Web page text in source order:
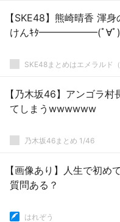
【SKE48】熊崎晴香 渾
けんｷﾀ━━━━━━(ﾟ∀
SKE48まとめはエメラルド（
【乃木坂46】アンゴラ村
てしまうwwwwww
乃木坂46まとめ 1/46
【画像あり】人生で初
質問ある？
はれぞう